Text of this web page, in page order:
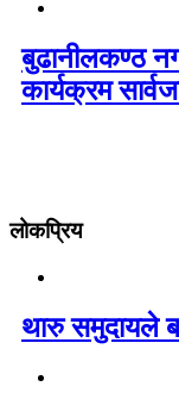
बुढानीलकण्ठ
कार्यक्रम
लोकप्रिय
थारु समुदायले